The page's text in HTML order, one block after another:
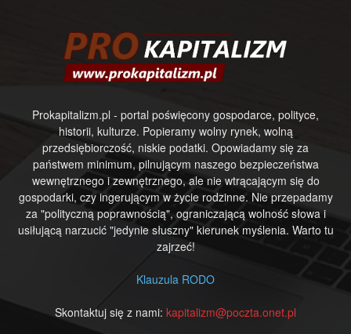
Prokapitalizm.pl - portal poświęcony gospodarce, polityce,
historii, kulturze. Popieramy wolny rynek, wolną
przedsiębiorczość, niskie podatki. Opowiadamy się za
państwem minimum, pilnującym naszego bezpieczeństwa
wewnętrznego i zewnętrznego, ale nie wtrącającym się do
gospodarki, czy ingerującym w życie rodzinne. Nie przepadamy
za "polityczną poprawnością", ograniczającą wolność słowa i
usiłującą narzucić "jedynie słuszny" kierunek myślenia. Warto tu
zajrzeć!
Klauzula RODO
Skontaktuj się z nami: kapitalizm@poczta.onet.pl